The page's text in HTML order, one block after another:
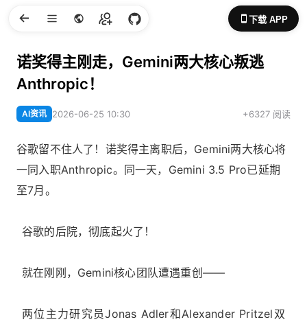
下载 APP
诺奖得主刚走，Gemini两大核心叛逃
Anthropic！
AI资讯 2026-06-25 10:30 +6327 阅读
谷歌留不住人了！诺奖得主离职后，Gemini两大核心将
一同入职Anthropic。同一天，Gemini 3.5 Pro已延期
至7月。
谷歌的后院，彻底起火了！
就在刚刚，Gemini核心团队遭遇重创——
两位主力研究员Jonas Adler和Alexander Pritzel双